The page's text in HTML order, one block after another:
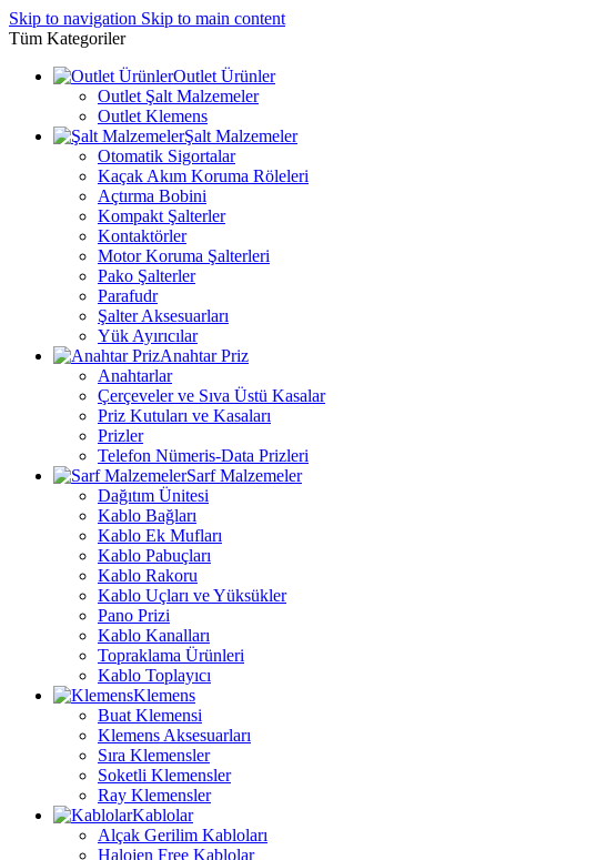
Skip to navigation Skip to main content
Tüm Kategoriler
Outlet Ürünler
Outlet Şalt Malzemeler
Outlet Klemens
Şalt Malzemeler
Otomatik Sigortalar
Kaçak Akım Koruma Röleleri
Açtırma Bobini
Kompakt Şalterler
Kontaktörler
Motor Koruma Şalterleri
Pako Şalterler
Parafudr
Şalter Aksesuarları
Yük Ayırıcılar
Anahtar Priz
Anahtarlar
Çerçeveler ve Sıva Üstü Kasalar
Priz Kutuları ve Kasaları
Prizler
Telefon Nümeris-Data Prizleri
Sarf Malzemeler
Dağıtım Ünitesi
Kablo Bağları
Kablo Ek Mufları
Kablo Pabuçları
Kablo Rakoru
Kablo Uçları ve Yüksükler
Pano Prizi
Kablo Kanalları
Topraklama Ürünleri
Kablo Toplayıcı
Klemens
Buat Klemensi
Klemens Aksesuarları
Sıra Klemensler
Soketli Klemensler
Ray Klemensler
Kablolar
Alçak Gerilim Kabloları
Halojen Free Kablolar